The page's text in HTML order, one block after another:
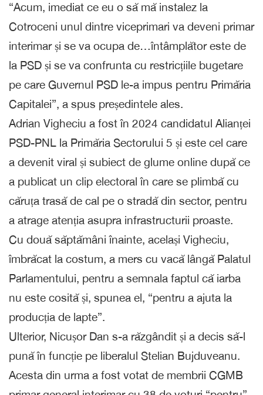
“Acum, imediat ce eu o să mă instalez la
Cotroceni unul dintre viceprimari va deveni primar
interimar și se va ocupa de…întâmplător este de
la PSD și se va confrunta cu restricțiile bugetare
pe care Guvernul PSD le-a impus pentru Primăria
Capitalei”, a spus președintele ales.
Adrian Vigheciu a fost în 2024 candidatul Alianței
PSD-PNL la Primăria Sectorului 5 și este cel care
a devenit viral și subiect de glume online după ce
a publicat un clip electoral în care se plimbă cu
căruța trasă de cal pe o stradă din sector, pentru
a atrage atenția asupra infrastructurii proaste.
Cu două săptămâni înainte, același Vigheciu,
îmbrăcat la costum, a mers cu vacă lângă Palatul
Parlamentului, pentru a semnala faptul că iarba
nu este cosită și, spunea el, “pentru a ajuta la
producția de lapte”.
Ulterior, Nicușor Dan s-a răzgândit și a decis să-l
pună în funcție pe liberalul Stelian Bujduveanu.
Acesta din urma a fost votat de membrii CGMB